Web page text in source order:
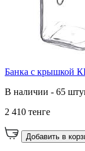
Банка с крышкой
В наличии - 65
2 410 тенге
Добавить в